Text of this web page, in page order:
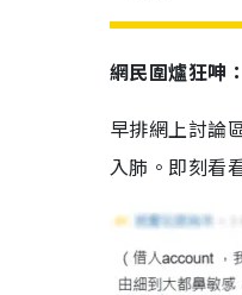
網民圍爐狂呻
早排網上討論
入肺。即刻看